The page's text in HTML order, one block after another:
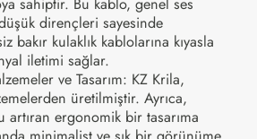
sahiptir. Bu kablo, genel ses
dirençleri sayesinde
bakır kulaklık kablolarına kıyasla
iletimi sağlar.
ve Tasarım: KZ Krila,
üretilmiştir. Ayrıca,
artıran ergonomik bir tasarıma